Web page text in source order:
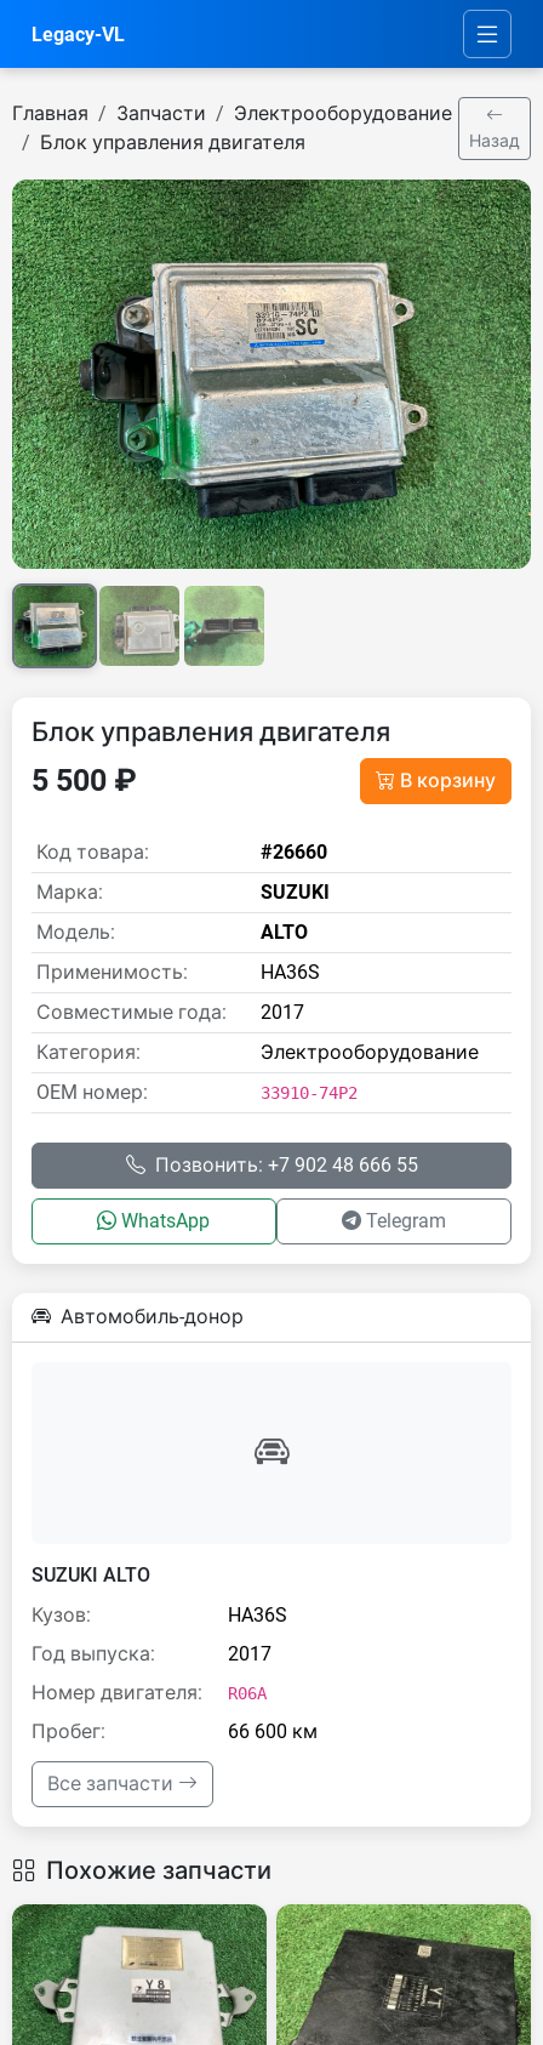
Legacy-VL
Главная Запчасти
Электрооборудование
Блок управления двигателя
Назад
Блок управления двигателя
5 500 ₽ В корзину
Код товара:
#26660
Марка:
SUZUKI
Модель:
ALTO
Применимость:
HA36S
Совместимые года:
2017
Категория:
Электрооборудование
OEM номер:
33910-74P2
Позвонить: +7 902 48 666 55
WhatsApp Telegram
Автомобиль-донор
SUZUKI ALTO
Кузов:
HA36S
Год выпуска:
2017
Номер двигателя:
R06A
Пробег: 66 600 км
Все запчасти
Похожие запчасти